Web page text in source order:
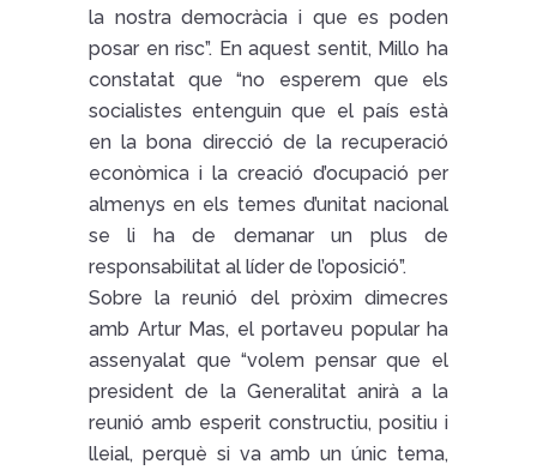
la nostra democràcia i que es poden
posar en risc”. En aquest sentit, Millo ha
constatat que “no esperem que els
socialistes entenguin que el país està
en la bona direcció de la recuperació
econòmica i la creació d’ocupació per
almenys en els temes d’unitat nacional
se li ha de demanar un plus de
responsabilitat al líder de l’oposició”.
Sobre la reunió del pròxim dimecres
amb Artur Mas, el portaveu popular ha
assenyalat que “volem pensar que el
president de la Generalitat anirà a la
reunió amb esperit constructiu, positiu i
lleial, perquè si va amb un únic tema,